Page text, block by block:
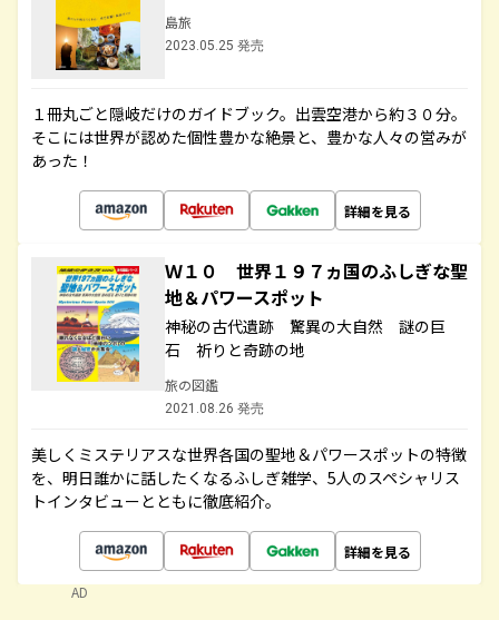
島旅
2023.05.25 発売
１冊丸ごと隠岐だけのガイドブック。出雲空港から約３０分。
そこには世界が認めた個性豊かな絶景と、豊かな人々の営みが
あった！
詳細を見る
Ｗ１０ 世界１９７ヵ国のふしぎな聖
地＆パワースポット
神秘の古代遺跡 驚異の大自然 謎の巨
石 祈りと奇跡の地
旅の図鑑
2021.08.26 発売
美しくミステリアスな世界各国の聖地＆パワースポットの特徴
を、明日誰かに話したくなるふしぎ雑学、5人のスペシャリス
トインタビューとともに徹底紹介。
詳細を見る
AD